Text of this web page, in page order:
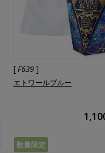
[F639 ]
エトワールブルー
数量限定